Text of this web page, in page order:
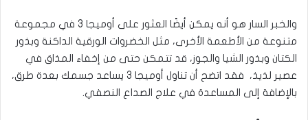
والخبر السار هو أنه يمكن أيضًا العثور على أوميجا 3 في مجموعة
متنوعة من الأطعمة الأخرى، مثل الخضروات الورقية الداكنة وبذور
الكتان وبذور الشيا والجوز، قد تتمكن حتى من إخفاء المذاق في
عصير لذيذ، فقد
اتضح أن تناول أوميجا 3 يساعد جسمك بعدة طرق،
بالإضافة إلى المساعدة في علاج الصداع النصفي.